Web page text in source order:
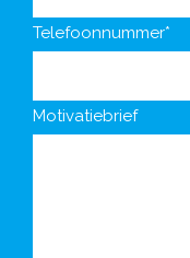
Telefoonnummer*
Motivatiebrief